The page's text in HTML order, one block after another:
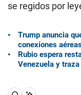
se regidos por
Trump anuncia
conexiones
Rubio espera
Venezuela y